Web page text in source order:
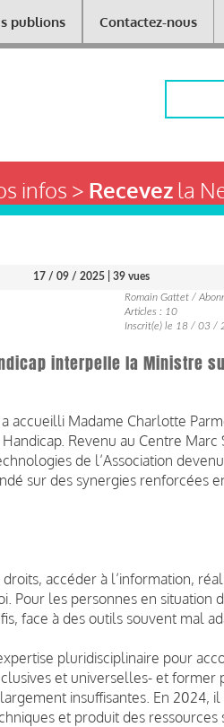
publions Contactez-nous
infos > Recevezla
17 / 09 / 2025 | 39 vues
Romain Gattet /
Articles : 10
Inscrit(e) le 18 / 03 /
interpelle la Ministre
accueilli Madame Charlotte
Revenu au Centre Marc
de l’Association
sur des synergies renforcées
accéder à l’information,
Pour les personnes en situation
face à des outils souvent mal
pluridisciplinaire pour
et universelles- et former
insuffisantes. En 2024,
et produit des ressources